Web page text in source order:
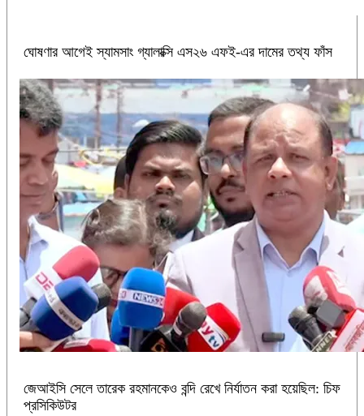
ঘোষণার আগেই স্যামসাং গ্যালাক্সি এস২৬ এফই-এর দামের তথ্য ফাঁস
জেআইসি সেলে তারেক রহমানকেও বন্দি রেখে নির্যাতন করা হয়েছিল: চিফ
প্রসিকিউটর